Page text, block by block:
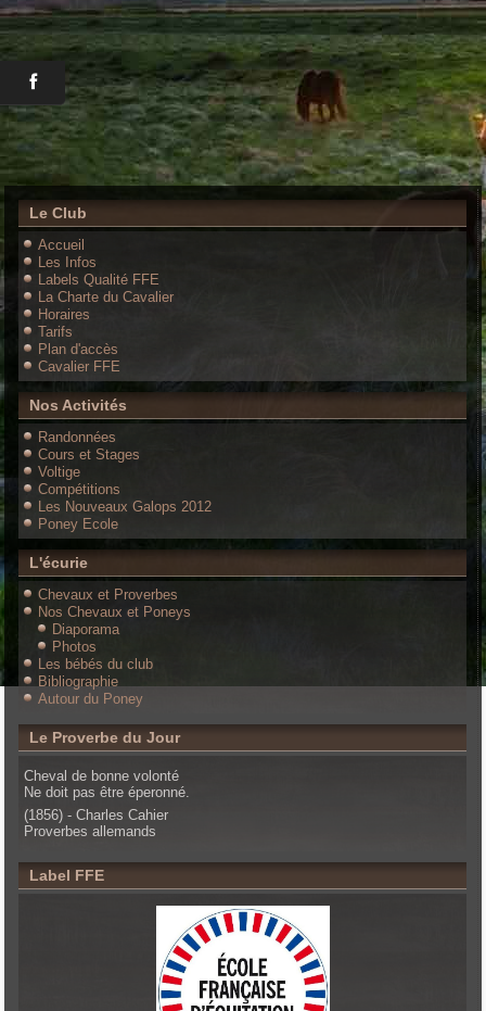
Le Club
Accueil
Les Infos
Labels Qualité FFE
La Charte du Cavalier
Horaires
Tarifs
Plan d'accès
Cavalier FFE
Nos Activités
Randonnées
Cours et Stages
Voltige
Compétitions
Les Nouveaux Galops 2012
Poney Ecole
L'écurie
Chevaux et Proverbes
Nos Chevaux et Poneys
Diaporama
Photos
Les bébés du club
Bibliographie
Autour du Poney
Le Proverbe du Jour
Cheval de bonne volonté
Ne doit pas être éperonné.
(1856) - Charles Cahier
Proverbes allemands
Label FFE